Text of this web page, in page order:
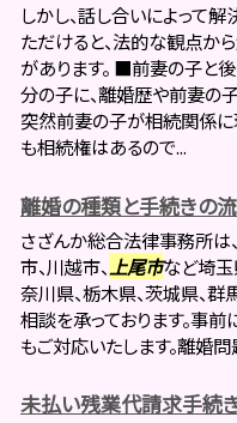
しかし、話し合いによって解
ただけると、法的な観点か
があります。 ■前妻の子と
分の子に、離婚歴や前妻の
突然前妻の子が相続関係に
も相続権はあるので...
離婚の種類と手続きの
さざんか総合法律事務所は
市、川越市、上尾市など埼玉
奈川県、栃木県、茨城県、
相談を承っております。事
もご対応いたします。離婚
未払い残業代請求手続